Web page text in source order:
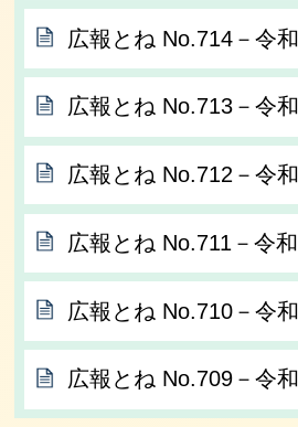
広報とね No.714－令
広報とね No.713－令
広報とね No.712－令
広報とね No.711－令
広報とね No.710－令
広報とね No.709－令